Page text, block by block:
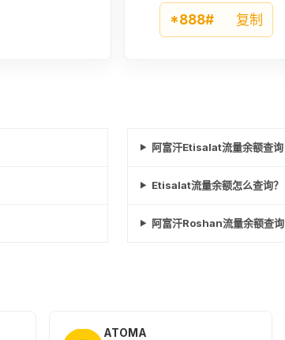
*888# 复制
阿富汗Etisalat流量余额查询
Etisalat流量余额怎么查询？
阿富汗Roshan流量余额查询
ATOMA